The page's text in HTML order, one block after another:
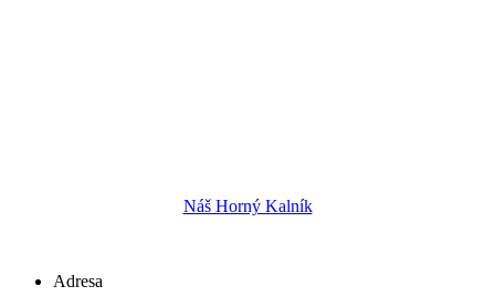
Náš Horný Kalník
Adresa